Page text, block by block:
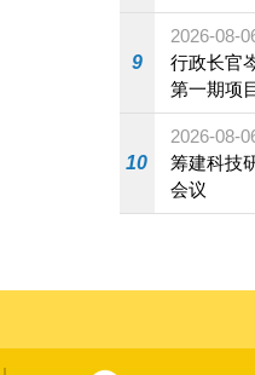
9
2026-08-
行政长官
第一期项
10
2026-08-
筹建科技
会议